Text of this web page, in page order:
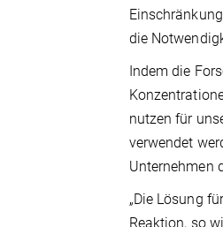
die
Indem die
nutzen für
verwendet
Unternehmen
„Die Lösung
Reaktion, so